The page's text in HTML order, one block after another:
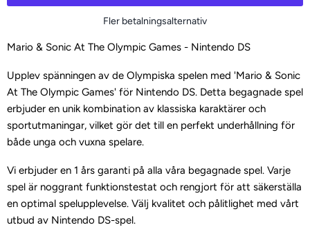
Fler betalningsalternativ
Mario & Sonic At The Olympic Games - Nintendo DS
Upplev spänningen av de Olympiska spelen med 'Mario & Sonic
At The Olympic Games' för Nintendo DS. Detta begagnade spel
erbjuder en unik kombination av klassiska karaktärer och
sportutmaningar, vilket gör det till en perfekt underhållning för
både unga och vuxna spelare.
Vi erbjuder en 1 års garanti på alla våra begagnade spel. Varje
spel är noggrant funktionstestat och rengjort för att säkerställa
en optimal spelupplevelse. Välj kvalitet och pålitlighet med vårt
utbud av Nintendo DS-spel.